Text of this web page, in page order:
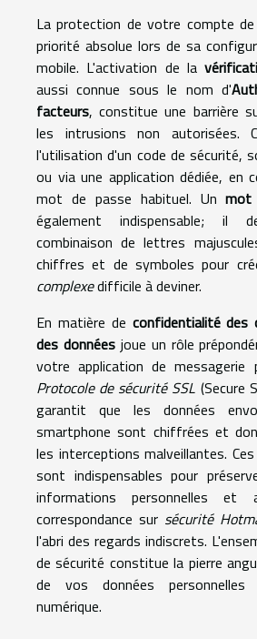
La protection de votre compte
priorité absolue lors de sa
mobile. L'activation de la
aussi connue sous le nom d'
facteurs, constitue une barrière
les intrusions non autorisées.
l'utilisation d'un code de sécurité,
ou via une application dédiée, en
mot de passe habituel. Un
également indispensable; il
combinaison de lettres
chiffres et de symboles pour
complexedifficile à deviner.
En matière de confidentialité des
des donnéesjoue un rôle
votre application de messagerie
Protocole de sécurité SSL (Secure
garantit que les données
smartphone sont chiffrées et
les interceptions malveillantes.
sont indispensables pour
informations personnelles et
correspondance sur sécurité
l'abri des regards indiscrets.
de sécurité constitue la pierre
de vos données personnelles
numérique.